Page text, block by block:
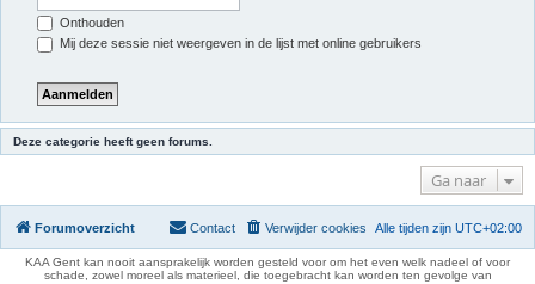
Onthouden
Mij deze sessie niet weergeven in de lijst met online gebruikers
Deze categorie heeft geen forums.
Ga naar
Forumoverzicht Alle tijden zijn UTC+02:00
Verwijder cookies
Contact
KAA Gent kan nooit aansprakelijk worden gesteld voor om het even welk nadeel of voor
schade, zowel moreel als materieel, die toegebracht kan worden ten gevolge van